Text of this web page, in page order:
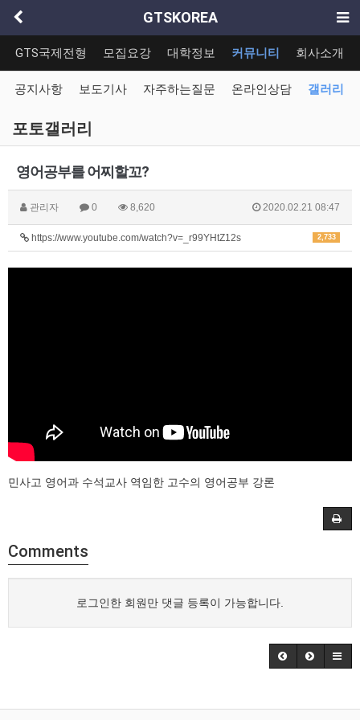
GTSKOREA
GTS국제전형 모집요강 대학정보 커뮤니티 회사소개
공지사항 보도기사 자주하는질문 온라인상담 갤러리
포토갤러리
영어공부를 어찌할꼬?
관리자 0 8,620 2020.02.21 08:47
2,733
https://www.youtube.com/watch?v=_r99YHtZ12s
민사고 영어과 수석교사 역임한 고수의 영어공부 강론
Comments
로그인한 회원만 댓글 등록이 가능합니다.